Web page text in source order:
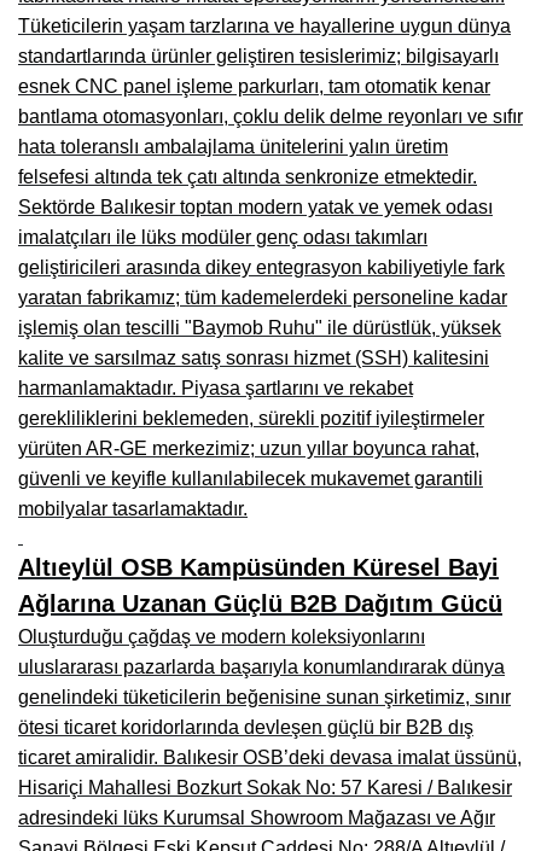
Çanakkale Mobilyacılar, Mobilya Fabrikaları, Mağazaları
Karabağlar Mobilyacıları, Mobilya İmalatçıları, Firmaları
Aydın Mobilya Mağazaları, Firmaları, Dekorasyon Firmaları
Bilecik Mobilyacılar, Mobilya İmalatçıları, Mağazaları
Çorum Mobilyacılar, Mobilya Mağazaları, İmalatçıları
Denizli Mobilyacılar, Mobilya Üreticileri, Mağazaları
Adıyaman Mobilyacılar, Mobilya İmalatçıları, Mağazaları
Ağrı Mobilyacılar, Mobilya İmalatçıları, Mağazaları
Edirne Mobilyacilar, Mobilya İmalatçıları, Mağazaları
Erzincan Mobilyacılar, Mobilya İmalatçıları, Mağazaları
Yozgat Mobilya Mağazaları, İmalatçıları, Mobilyacıları
Kars Mobilya İmalatçıları, Mağazaları, Mobilyacılar
Kırşehir Mobilya İmalatçıları, Firmaları, Mobilyacılar
Kütahya Mobilya İmalatçıları, Mağazaları, Mobilyacılar
Malatya Mobilyacılar, Mağazaları, İmalatçıları, Fabrikaları
Sinop Mobilya İmalatçıları, Mağazaları, Mobilyacılar
Tekirdağ Mobilyacılar, Mobilya İmalatçıları, Mağazaları
Muş Mobilya İmalatçıları, Mağazaları, Mobilyacılar
Tüketicilerin yaşam tarzlarına ve hayallerine uygun dünya
standartlarında ürünler geliştiren tesislerimiz; bilgisayarlı
esnek CNC panel işleme parkurları, tam otomatik kenar
bantlama otomasyonları, çoklu delik delme reyonları ve sıfır
hata toleranslı ambalajlama ünitelerini yalın üretim
felsefesi altında tek çatı altında senkronize etmektedir.
Sektörde Balıkesir toptan modern yatak ve yemek odası
imalatçıları ile lüks modüler genç odası takımları
geliştiricileri arasında dikey entegrasyon kabiliyetiyle fark
yaratan fabrikamız; tüm kademelerdeki personeline kadar
işlemiş olan tescilli "Baymob Ruhu" ile dürüstlük, yüksek
kalite ve sarsılmaz satış sonrası hizmet (SSH) kalitesini
harmanlamaktadır. Piyasa şartlarını ve rekabet
gerekliliklerini beklemeden, sürekli pozitif iyileştirmeler
yürüten AR-GE merkezimiz; uzun yıllar boyunca rahat,
güvenli ve keyifle kullanılabilecek mukavemet garantili
mobilyalar tasarlamaktadır.
Altıeylül OSB Kampüsünden Küresel Bayi
Ağlarına Uzanan Güçlü B2B Dağıtım Gücü
Oluşturduğu çağdaş ve modern koleksiyonlarını
uluslararası pazarlarda başarıyla konumlandırarak dünya
genelindeki tüketicilerin beğenisine sunan şirketimiz, sınır
ötesi ticaret koridorlarında devleşen güçlü bir B2B dış
ticaret amiralidir. Balıkesir OSB’deki devasa imalat üssünü,
Hisariçi Mahallesi Bozkurt Sokak No: 57 Karesi / Balıkesir
adresindeki lüks Kurumsal Showroom Mağazası ve Ağır